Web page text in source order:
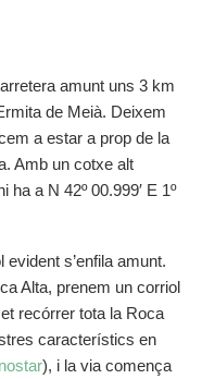
amunt uns 3 km
de Meià. Deixem
a estar a prop de la
Amb un cotxe alt
ha a N 42º 00.999′ E 1º
s’enfila amunt.
Alta, prenem un corriol
recórrer tota la Roca
característics en
), i la via comença